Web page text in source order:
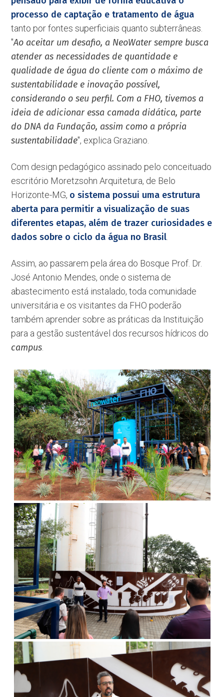
processo de captação e tratamento de água
tanto por fontes superficiais quanto subterrâneas.
''Ao aceitar um desafio, a NeoWater sempre busca
atender as necessidades de quantidade e
qualidade de água do cliente com o máximo de
sustentabilidade e inovação possível,
considerando o seu perfil. Com a FHO, tivemos a
ideia de adicionar essa camada didática, parte
do DNA da Fundação, assim como a própria
sustentabilidade'', explica Graziano.
Com design pedagógico assinado pelo conceituado
escritório Moretzsohn Arquitetura, de Belo
Horizonte-MG, o sistema possui uma estrutura
aberta para permitir a visualização de suas
diferentes etapas, além de trazer curiosidades e
dados sobre o ciclo da água no Brasil
Assim, ao passarem pela área do Bosque Prof. Dr.
José Antonio Mendes, onde o sistema de
abastecimento está instalado, toda comunidade
universitária e os visitantes da FHO poderão
também aprender sobre as práticas da Instituição
para a gestão sustentável dos recursos hídricos do
campus